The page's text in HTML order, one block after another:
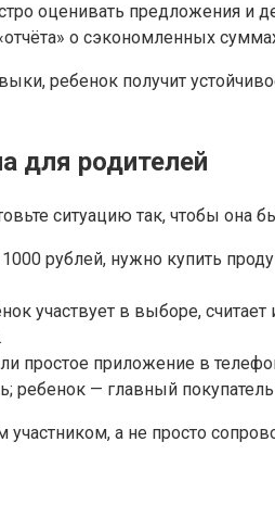
оценивать предложения и
о сэкономленных
ребенок получит
для родителей
ситуацию так, чтобы
рублей, нужно купить
участвует в выборе,
простое приложение в
ребенок — главный
а не просто